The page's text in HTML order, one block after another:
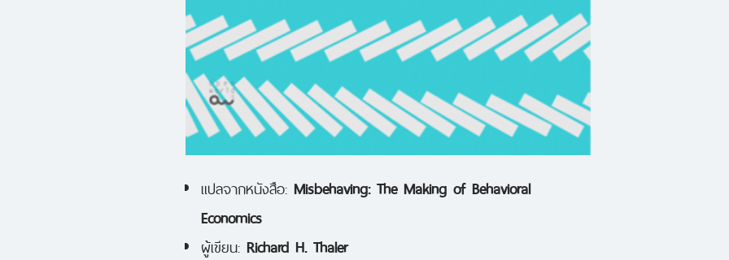
แปลจากหนังสือ: Misbehaving: The Making of Behavioral
Economics
ผู้เขียน: Richard H. Thaler